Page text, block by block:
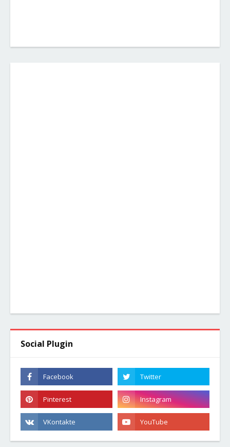
Social Plugin